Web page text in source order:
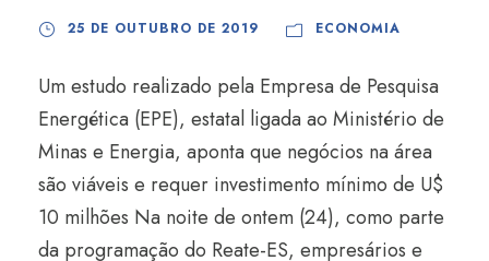
25 DE OUTUBRO DE 2019 ECONOMIA
Um estudo realizado pela Empresa de Pesquisa
Energética (EPE), estatal ligada ao Ministério de
Minas e Energia, aponta que negócios na área
são viáveis e requer investimento mínimo de U$
10 milhões Na noite de ontem (24), como parte
da programação do Reate-ES, empresários e